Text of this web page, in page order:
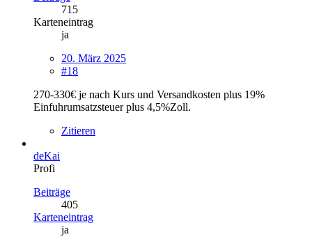
715
Karteneintrag
ja
20. März 2025
#18
270-330€ je nach Kurs und Versandkosten plus 19%
Einfuhrumsatzsteuer plus 4,5%Zoll.
Zitieren
deKai
Profi
Beiträge
405
Karteneintrag
ja